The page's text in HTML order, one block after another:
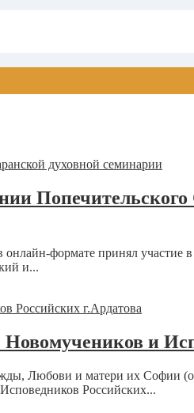
формате принял участие
и...
и
Любови и матери их Софии
Российских...